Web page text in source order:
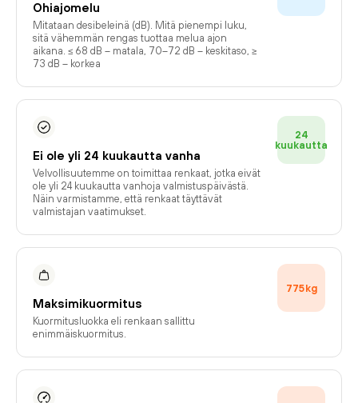
Ohiajomelu
Mitataan desibeleinä (dB). Mitä pienempi luku,
sitä vähemmän rengas tuottaa melua ajon
aikana. ≤ 68 dB – matala, 70–72 dB – keskitaso, ≥
73 dB – korkea
Ei ole yli 24 kuukautta vanha
Velvollisuutemme on toimittaa renkaat, jotka eivät
ole yli 24 kuukautta vanhoja valmistuspäivästä.
Näin varmistamme, että renkaat täyttävät
valmistajan vaatimukset.
24
kuukautta
Maksimikuormitus
Kuormitusluokka eli renkaan sallittu
enimmäiskuormitus.
775kg